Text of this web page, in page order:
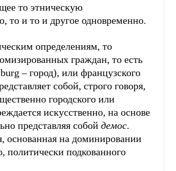
то этническую
то и то и другое одновременно.
определениям, то
граждан, то есть
– город), или французского
собой, строго говоря,
городского или
искусственно, на основе
представляя собой демос.
основанная на доминировании
политически подкованного